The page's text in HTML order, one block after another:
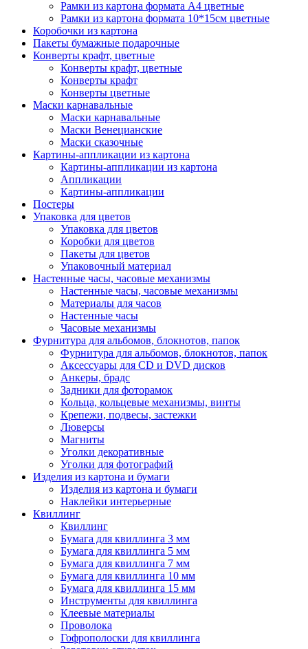
Рамки из картона формата А4 цветные
Рамки из картона формата 10*15см цветные
Коробочки из картона
Пакеты бумажные подарочные
Конверты крафт, цветные
Конверты крафт, цветные
Конверты крафт
Конверты цветные
Маски карнавальные
Маски карнавальные
Маски Венецианские
Маски сказочные
Картины-аппликации из картона
Картины-аппликации из картона
Аппликации
Картины-аппликации
Постеры
Упаковка для цветов
Упаковка для цветов
Коробки для цветов
Пакеты для цветов
Упаковочный материал
Настенные часы, часовые механизмы
Настенные часы, часовые механизмы
Материалы для часов
Настенные часы
Часовые механизмы
Фурнитура для альбомов, блокнотов, папок
Фурнитура для альбомов, блокнотов, папок
Аксессуары для CD и DVD дисков
Анкеры, брадс
Задники для фоторамок
Кольца, кольцевые механизмы, винты
Крепежи, подвесы, застежки
Люверсы
Магниты
Уголки декоративные
Уголки для фотографий
Изделия из картона и бумаги
Изделия из картона и бумаги
Наклейки интерьерные
Квиллинг
Квиллинг
Бумага для квиллинга 3 мм
Бумага для квиллинга 5 мм
Бумага для квиллинга 7 мм
Бумага для квиллинга 10 мм
Бумага для квиллинга 15 мм
Инструменты для квиллинга
Клеевые материалы
Проволока
Гофрополоски для квиллинга